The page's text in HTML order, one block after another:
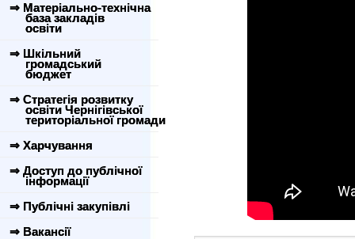
⇒ Матеріально-технічна
база закладів
освіти
⇒ Шкільний
громадський
бюджет
⇒ Стратегія розвитку
освіти Чернігівської
територіальної громади
⇒ Харчування
⇒ Доступ до публічної
інформації
⇒ Публічні закупівлі
⇒ Вакансії